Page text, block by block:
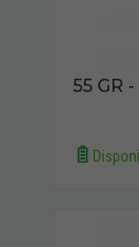
55 GR